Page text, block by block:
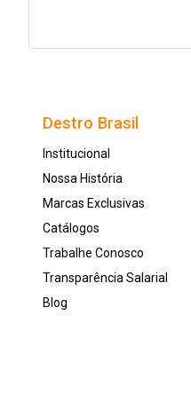
Destro Brasil
Institucional
Nossa História
Marcas Exclusivas
Catálogos
Trabalhe Conosco
Transparência Salarial
Blog